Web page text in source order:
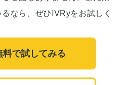
なら、ぜひIVRyをお試しく
で試してみる